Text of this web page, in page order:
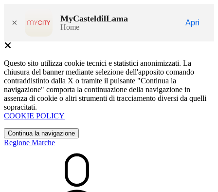
× MyCasteldilLama
Home
Apri
Questo sito utilizza cookie tecnici e statistici anonimizzati. La
chiusura del banner mediante selezione dell'apposito comando
contraddistinto dalla X o tramite il pulsante "Continua la
navigazione" comporta la continuazione della navigazione in
assenza di cookie o altri strumenti di tracciamento diversi da quelli
sopracitati.
COOKIE POLICY
Continua la navigazione
Regione Marche